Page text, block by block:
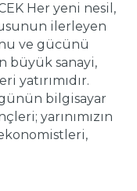
Her yeni nesil,
ilerleyen
ve gücünü
büyük sanayi,
yatırımıdır.
bilgisayar
yarınımızın